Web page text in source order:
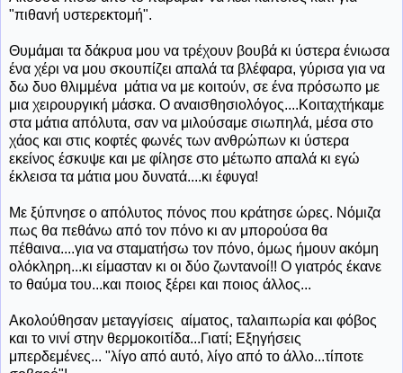
"πιθανή υστερεκτομή".
Θυμάμαι τα δάκρυα μου να τρέχουν βουβά κι ύστερα ένιωσα
ένα χέρι να μου σκουπίζει απαλά τα βλέφαρα, γύρισα για να
δω δυο θλιμμένα μάτια να με κοιτούν, σε ένα πρόσωπο με
μια χειρουργική μάσκα. Ο αναισθησιολόγος....Κοιταχτήκαμε
στα μάτια απόλυτα, σαν να μιλούσαμε σιωπηλά, μέσα στο
χάος και στις κοφτές φωνές των ανθρώπων κι ύστερα
εκείνος έσκυψε και με φίλησε στο μέτωπο απαλά κι εγώ
έκλεισα τα μάτια μου δυνατά....κι έφυγα!
Με ξύπνησε ο απόλυτος πόνος που κράτησε ώρες. Νόμιζα
πως θα πεθάνω από τον πόνο κι αν μπορούσα θα
πέθαινα....για να σταματήσω τον πόνο, όμως ήμουν ακόμη
ολόκληρη...κι είμασταν κι οι δύο ζωντανοί!! Ο γιατρός έκανε
το θαύμα του...και ποιος ξέρει και ποιος άλλος...
Ακολούθησαν μεταγγίσεις αίματος, ταλαιπωρία και φόβος
και το νινί στην θερμοκοιτίδα...Γιατί; Εξηγήσεις
μπερδεμένες... "λίγο από αυτό, λίγο από το άλλο...τίποτε